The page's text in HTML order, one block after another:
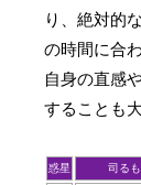
り、絶対的
の時間に合
自身の直感
することも
惑星 司る